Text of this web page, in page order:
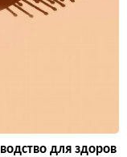
для здоров